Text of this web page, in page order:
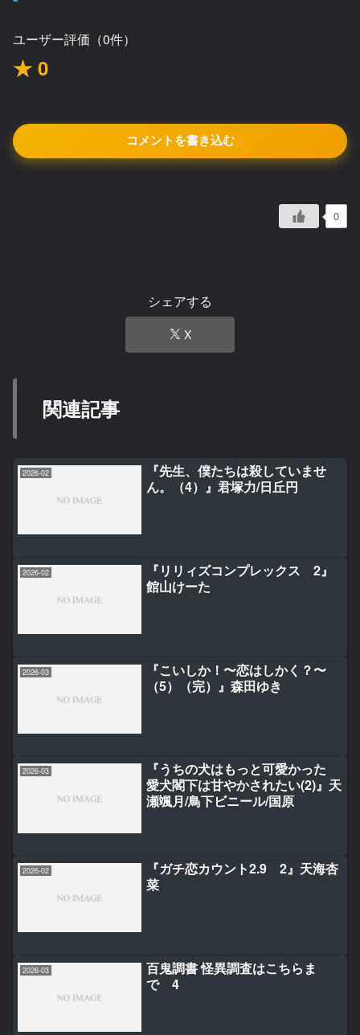
ユーザー評価（0件）
★ 0
コメントを書き込む
0
シェアする
X
関連記事
2026-02
『先生、僕たちは殺していませ
ん。（4）』君塚力/日丘円
2026-02
『リリィズコンプレックス 2』
館山けーた
2026-03
『こいしか！〜恋はしかく？〜
（5）（完）』森田ゆき
2026-03
『うちの犬はもっと可愛かった
愛犬閣下は甘やかされたい(2)』天
瀬颯月/鳥下ビニール/国原
2026-02
『ガチ恋カウント2.9 2』天海杏
菜
2026-03
百鬼調書 怪異調査はこちらま
で 4